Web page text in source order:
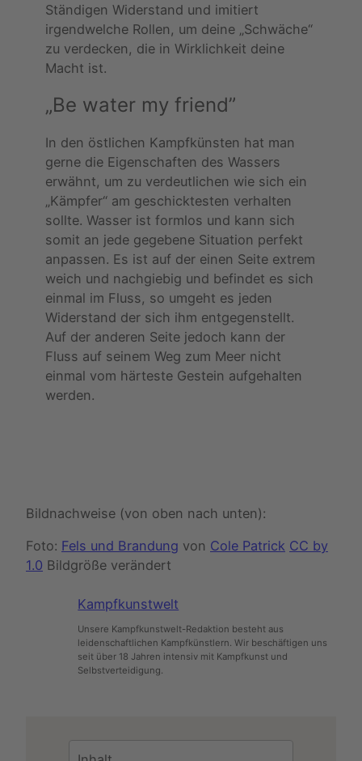
Ständigen Widerstand und imitiert
irgendwelche Rollen, um deine „Schwäche“
zu verdecken, die in Wirklichkeit deine
Macht ist.
„Be water my friend”
In den östlichen Kampfkünsten hat man
gerne die Eigenschaften des Wassers
erwähnt, um zu verdeutlichen wie sich ein
„Kämpfer“ am geschicktesten verhalten
sollte. Wasser ist formlos und kann sich
somit an jede gegebene Situation perfekt
anpassen. Es ist auf der einen Seite extrem
weich und nachgiebig und befindet es sich
einmal im Fluss, so umgeht es jeden
Widerstand der sich ihm entgegenstellt.
Auf der anderen Seite jedoch kann der
Fluss auf seinem Weg zum Meer nicht
einmal vom härteste Gestein aufgehalten
werden.
Bildnachweise (von oben nach unten):
Foto: Fels und Brandung von Cole Patrick CC by
1.0 Bildgröße verändert
Kampfkunstwelt
Unsere Kampfkunstwelt-Redaktion besteht aus
leidenschaftlichen Kampfkünstlern. Wir beschäftigen uns
seit über 18 Jahren intensiv mit Kampfkunst und
Selbstverteidigung.